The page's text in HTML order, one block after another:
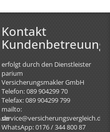
Kontakt
Kundenbetreuung
erfolgt durch den Dienstleister
parium
Versicherungsmakler GmbH
Telefon: 089 904299 70
Telefax: 089 904299 799
mailto:
service@versicherungsvergleich.de
WhatsApp: 0176 / 344 800 87